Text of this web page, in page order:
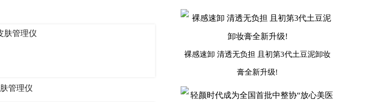
管理仪
裸感速卸 清透无负担 且初第3代土豆泥卸妆
膏全新升级!